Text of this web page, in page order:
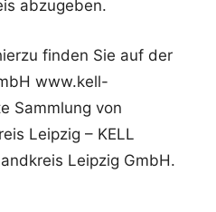
abzugeben.
finden Sie auf der
www.kell-
Sammlung von
Leipzig – KELL
Leipzig GmbH.